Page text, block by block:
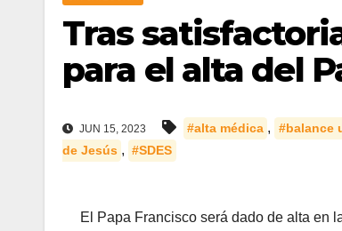
Tras
para el alta del
JUN 15, 2023 #alta médica , #balance
de Jesús , #SDES
El Papa Francisco será dado de alta en